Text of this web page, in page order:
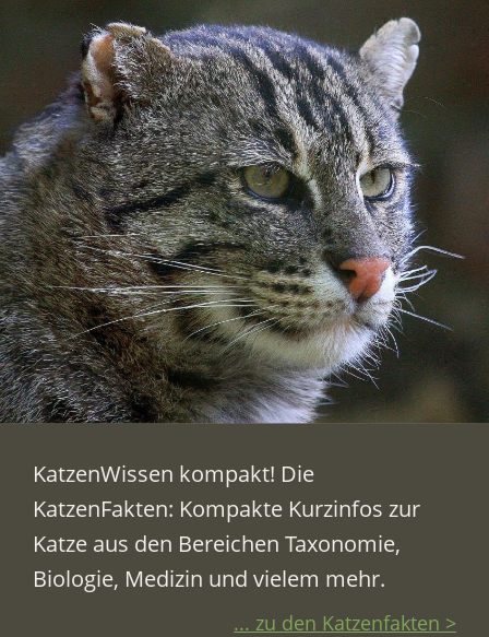
KatzenWissen kompakt! Die
KatzenFakten: Kompakte Kurzinfos zur
Katze aus den Bereichen Taxonomie,
Biologie, Medizin und vielem mehr.
... zu den Katzenfakten >